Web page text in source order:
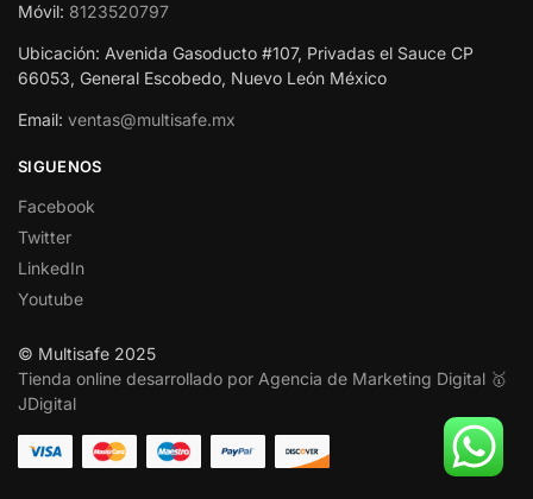
Móvil: 8123520797
Ubicación: Avenida Gasoducto #107, Privadas el Sauce CP
66053, General Escobedo, Nuevo León México
Email: ventas@multisafe.mx
SIGUENOS
Facebook
Twitter
LinkedIn
Youtube
© Multisafe 2025
Tienda online desarrollado por Agencia de Marketing Digital 🥇
JDigital